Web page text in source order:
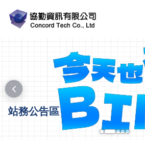
站務公告區